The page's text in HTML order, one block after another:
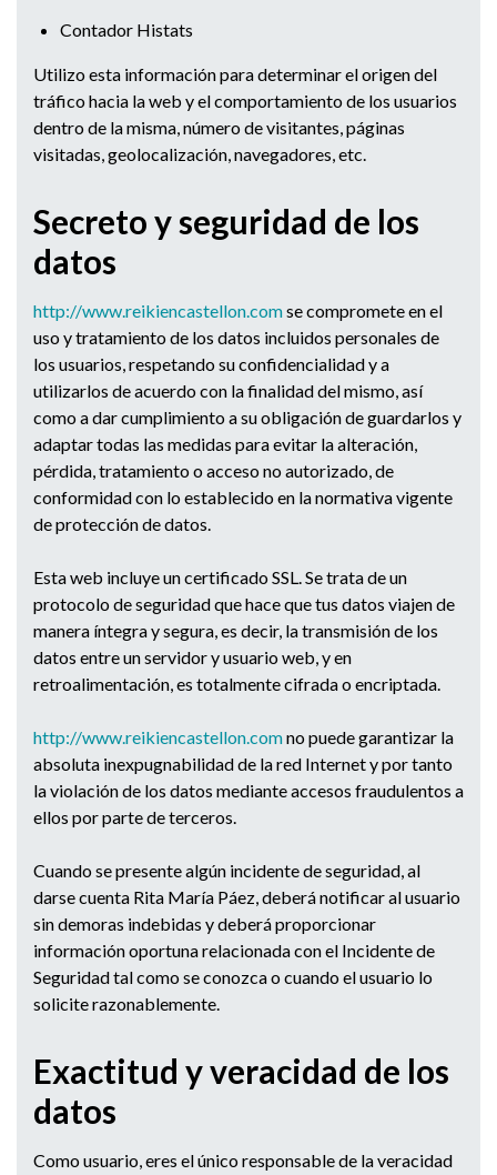
Contador Histats
Utilizo esta información para determinar el origen del
tráfico hacia la web y el comportamiento de los usuarios
dentro de la misma, número de visitantes, páginas
visitadas, geolocalización, navegadores, etc.
Secreto y seguridad de los
datos
http://www.reikiencastellon.comse compromete en el
uso y tratamiento de los datos incluidos personales de
los usuarios, respetando su confidencialidad y a
utilizarlos de acuerdo con la finalidad del mismo, así
como a dar cumplimiento a su obligación de guardarlos y
adaptar todas las medidas para evitar la alteración,
pérdida, tratamiento o acceso no autorizado, de
conformidad con lo establecido en la normativa vigente
de protección de datos.
Esta web incluye un certificado SSL. Se trata de un
protocolo de seguridad que hace que tus datos viajen de
manera íntegra y segura, es decir, la transmisión de los
datos entre un servidor y usuario web, y en
retroalimentación, es totalmente cifrada o encriptada.
http://www.reikiencastellon.comno puede garantizar la
absoluta inexpugnabilidad de la red Internet y por tanto
la violación de los datos mediante accesos fraudulentos a
ellos por parte de terceros.
Cuando se presente algún incidente de seguridad, al
darse cuenta Rita María Páez, deberá notificar al usuario
sin demoras indebidas y deberá proporcionar
información oportuna relacionada con el Incidente de
Seguridad tal como se conozca o cuando el usuario lo
solicite razonablemente.
Exactitud y veracidad de los
datos
Como usuario, eres el único responsable de la veracidad